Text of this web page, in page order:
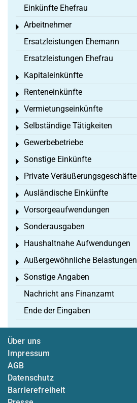
Einkünfte Ehefrau
Arbeitnehmer
Toggle menu
Ersatzleistungen Ehemann
Ersatzleistungen Ehefrau
Kapitaleinkünfte
Toggle menu
Renteneinkünfte
Toggle menu
Vermietungseinkünfte
Toggle menu
Selbständige Tätigkeiten
Toggle menu
Gewerbebetriebe
Toggle menu
Sonstige Einkünfte
Toggle menu
Private Veräußerungsgeschäfte
Toggle menu
Ausländische Einkünfte
Toggle menu
Vorsorgeaufwendungen
Toggle menu
Sonderausgaben
Toggle menu
Haushaltnahe Aufwendungen
Toggle menu
Außergewöhnliche Belastungen
Toggle menu
Sonstige Angaben
Toggle menu
Nachricht ans Finanzamt
Ende der Eingaben
Über uns
Impressum
AGB
Datenschutz
Barrierefreiheit